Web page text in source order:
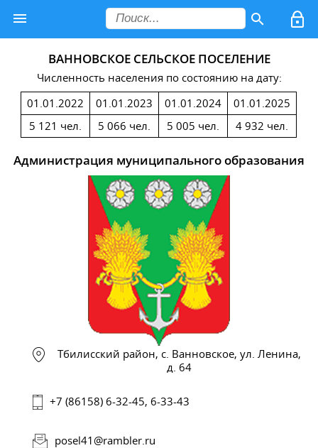
ВАННОВСКОЕ СЕЛЬСКОЕ ПОСЕЛЕНИЕ
Численность населения по состоянию на дату:
01.01.2022
5 121 чел.
01.01.2023
5 066 чел.
01.01.2024
5 005 чел.
01.01.2025
4 932 чел.
Администрация муниципального образования
Тбилисский район, с. Ванновское, ул. Ленина,
д. 64
+7 (86158) 6-32-45, 6-33-43
posel41@rambler.ru